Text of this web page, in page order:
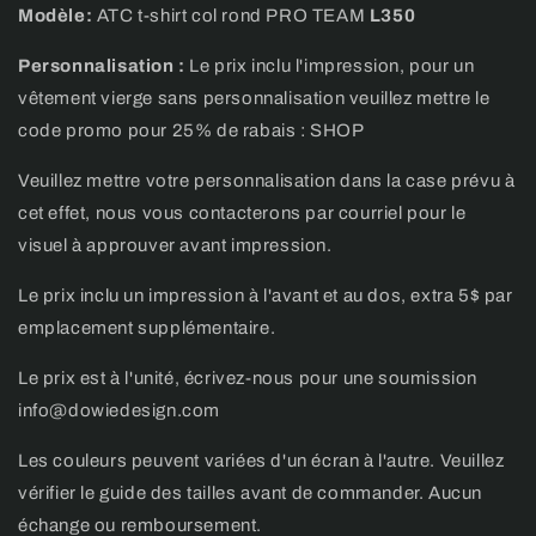
Modèle: ATC t-shirt col rond PRO TEAM L350
Personnalisation : Le prix inclu l'impression, pour un
vêtement vierge sans personnalisation veuillez mettre le
code promo pour 25% de rabais : SHOP
Veuillez mettre votre personnalisation dans la case prévu à
cet effet, nous vous contacterons par courriel pour le
visuel à approuver avant impression.
Le prix inclu un impression à l'avant et au dos, extra 5$ par
emplacement supplémentaire.
Le prix est à l'unité, écrivez-nous pour une soumission
info@dowiedesign.com
Les couleurs peuvent variées d'un écran à l'autre. Veuillez
vérifier le guide des tailles avant de commander. Aucun
échange ou remboursement.